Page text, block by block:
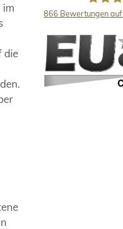
im
die
LB
866 Bewertungen